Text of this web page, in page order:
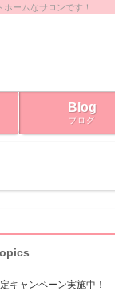
ームなサロンです！
Blog
ブログ
キャンペーン実施中！